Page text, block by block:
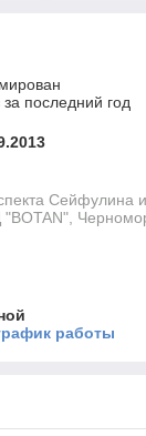
последний год
Сейфулина
работы